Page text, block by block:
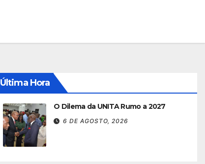
Última Hora
O Dilema da UNITA Rumo a 2027
6 DE AGOSTO, 2026